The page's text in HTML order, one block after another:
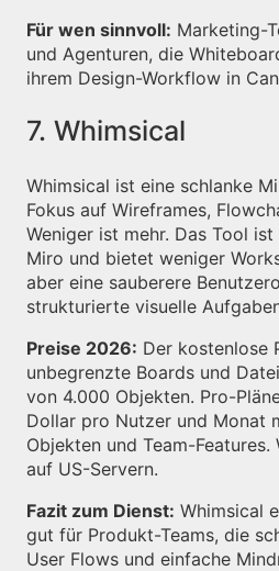
Für wen sinnvoll: Marketing-
und Agenturen, die
ihrem Design-Workflow in
7. Whimsical
Whimsical ist eine schlanke
Fokus auf Wireframes,
Weniger ist mehr. Das Tool
Miro und bietet weniger
aber eine sauberere
strukturierte visuelle
Preise 2026: Der kostenlose
unbegrenzte Boards und
von 4.000 Objekten. Pro-
Dollar pro Nutzer und Monat
Objekten und Team-
auf US-Servern.
Fazit zum Dienst: Whimsical
gut für Produkt-Teams, die
User Flows und einfache